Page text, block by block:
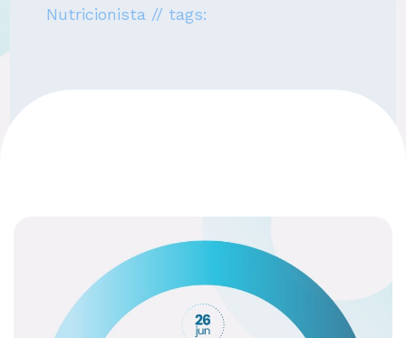
Nutricionista // tags: